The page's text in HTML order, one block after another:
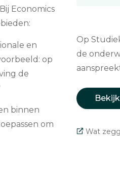
Economics
en
op
de
binnen
om
Op
de
Wat